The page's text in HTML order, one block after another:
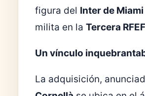
figura del Inter de Miami
milita en la Tercera RFEF
Un vínculo
La adquisición,